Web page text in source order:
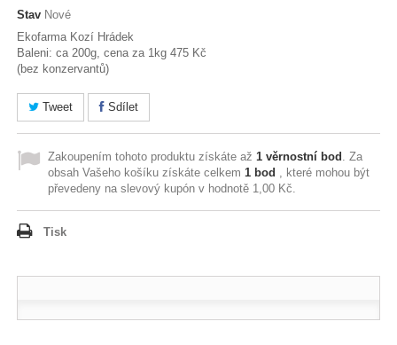
Stav Nové
Ekofarma Kozí Hrádek
Baleni: ca 200g, cena za 1kg 475 Kč
(bez konzervantů)
Tweet Sdílet
Zakoupením tohoto produktu získáte až 1 věrnostní bod . Za
obsah Vašeho košíku získáte celkem 1 bod , které mohou být
převedeny na slevový kupón v hodnotě 1,00 Kč
Tisk